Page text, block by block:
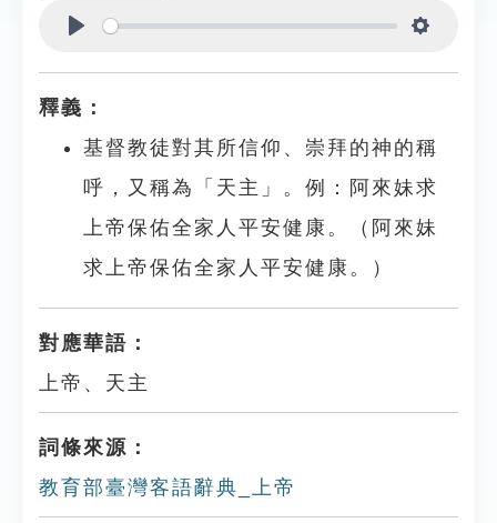
釋義：
基督教徒對其所信仰、崇拜的神的稱
呼，又稱為「天主」。例：阿來妹求
上帝保佑全家人平安健康。（阿來妹
求上帝保佑全家人平安健康。）
對應華語：
上帝、天主
詞條來源：
教育部臺灣客語辭典_上帝